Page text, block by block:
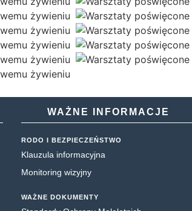
WAŻNE INFORMACJE
RODO I BEZPIECZEŃSTWO
Klauzula informacyjna
Monitoring wizyjny
WAŻNE DOKUMENTY